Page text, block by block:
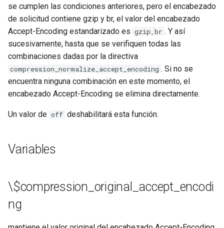
libcjson
libr3
limit-rate
limit-traffic
lock
lrucache
macaroons
se cumplen las condiciones anteriores, pero el encabezado
de solicitud contiene gzip y br, el valor del encabezado
Accept-Encoding estandarizado es gzip,br . Y así
sucesivamente, hasta que se verifiquen todas las
combinaciones dadas por la directiva
compression_normalize_accept_encoding . Si no se
encuentra ninguna combinación en este momento, el
encabezado Accept-Encoding se elimina directamente.
Un valor de off deshabilitará esta función.
Variables
\$compression_original_accept_encodi
ng